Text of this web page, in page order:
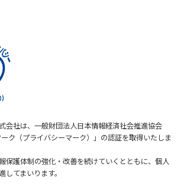
会社は、一般財団法人日本情報経済社会推進協会
ーク（プライバシーマーク）」の認証を取得いたしま
保護体制の強化・改善を続けていくとともに、個人
てまいります。